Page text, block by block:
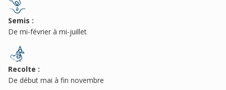
Semis :
De mi-février à mi-juillet
Recolte :
De début mai à fin novembre